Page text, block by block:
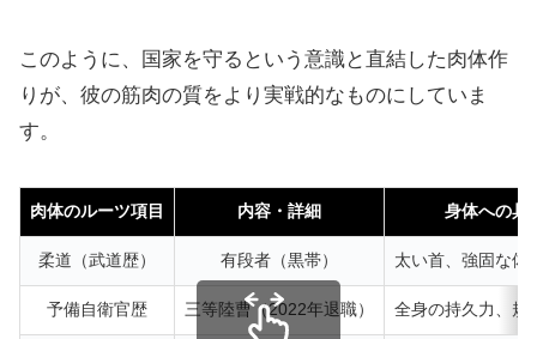
このように、国家を守るという意識と直結した肉体作
りが、彼の筋肉の質をより実戦的なものにしていま
す。
肉体のルーツ項目 内容・詳細 身体への具
柔道（武道歴） 有段者（黒帯） 太い首、強固な体
予備自衛官歴 三等陸曹（2022年退職） 全身の持久力、規